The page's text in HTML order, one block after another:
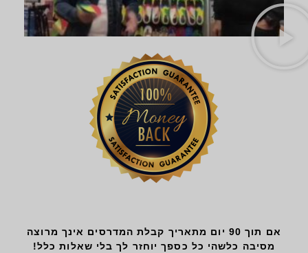
אם תוך 90 יום מתאריך קבלת המדרסים אינך מרוצה
מסיבה כלשהי כל כספך יוחזר לך בלי שאלות כלל!